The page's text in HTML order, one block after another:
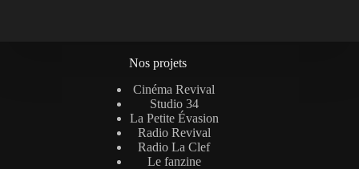
Nos projets
Cinéma Revival
Studio 34
La Petite Évasion
Radio Revival
Radio La Clef
Le fanzine